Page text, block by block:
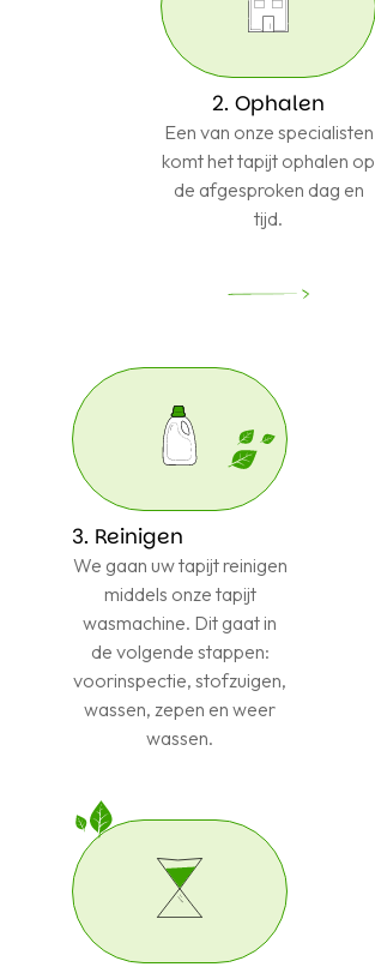
2. Ophalen
Een van onze specialisten
komt het tapijt ophalen op
de afgesproken dag en
tijd.
3. Reinigen
We gaan uw tapijt reinigen
middels onze tapijt
wasmachine. Dit gaat in
de volgende stappen:
voorinspectie, stofzuigen,
wassen, zepen en weer
wassen.